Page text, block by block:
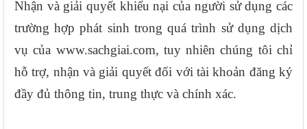
Nhận và giải quyết khiếu nại của người sử dụng các
trường hợp phát sinh trong quá trình sử dụng dịch
vụ của www.sachgiai.com, tuy nhiên chúng tôi chỉ
hỗ trợ, nhận và giải quyết đối với tài khoản đăng ký
đầy đủ thông tin, trung thực và chính xác.